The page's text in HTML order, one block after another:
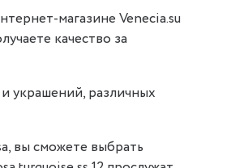
магазине Venecia.su
качество за
украшений, различных
вы сможете выбрать